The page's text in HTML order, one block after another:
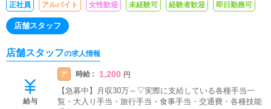
正社員 アルバイト 女性歓迎 未経験可 経験者歓迎 即日勤務可
店舗スタッフ
店舗スタッフの求人情報
給与
ア 時給 : 1,200 円
【急募中】月収30万～▽実際に支給している各種手当一
覧・大入り手当・旅行手当・食事手当・交通費・各種技能